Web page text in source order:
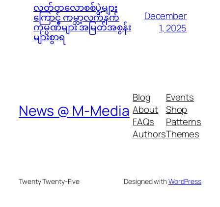
လတ်တလောစစ်ပွဲများ
ကြောင့် ကမ္ဘာ့လက်နက်
ကုမ္ပဏီများ အမြတ်အစွန်း
များစွာရ
December
1, 2025
News @ M-Media
Blog
About
FAQs
Authors
Events
Shop
Patterns
Themes
Twenty Twenty-Five Designed withWordPress